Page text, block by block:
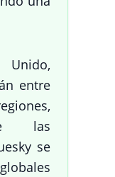
entre
las
se